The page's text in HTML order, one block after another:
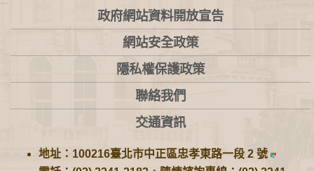
政府網站資料開放宣告
網站安全政策
隱私權保護政策
聯絡我們
交通資訊
地址：100216臺北市中正區忠孝東路一段 2 號